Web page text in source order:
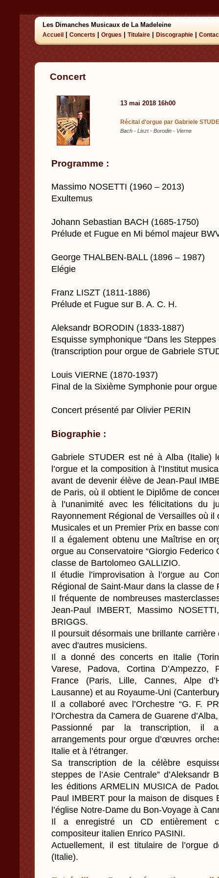
Les Dimanches Musicaux de La Madeleine
Accueil Concerts Orgues Titulaire Discographie
Concert
13 mai 2018 16h00
Récital d'orgue par Gabriele
Bach - Liszt - Borodin - Vierne
Programme :
Massimo NOSETTI (1960 – 2013)
Exultemus
Johann Sebastian BACH (1685-1750)
Prélude et Fugue en Mi bémol majeur
George THALBEN-BALL (1896 – 1987)
Elégie
Franz LISZT (1811-1886)
Prélude et Fugue sur B. A. C. H.
Aleksandr BORODIN (1833-1887)
Esquisse symphonique “Dans les Steppes
(transcription pour orgue de Gabriele
Louis VIERNE (1870-1937)
Final de la Sixième Symphonie pour orgue
Concert présenté par Olivier PERIN
Biographie :
Gabriele STUDER est né à Alba (Italie)
l’orgue et la composition à l’Institut
avant de devenir élève de Jean-Paul
de Paris, où il obtient le Diplôme de
à l’unanimité avec les félicitations du
Rayonnement Régional de Versailles où
Musicales et un Premier Prix en basse
Il a également obtenu une Maîtrise en
orgue au Conservatoire “Giorgio Federico
classe de Bartolomeo GALLIZIO.
Il étudie l’improvisation à l’orgue au
Régional de Saint-Maur dans la classe de
Il fréquente de nombreuses
Jean-Paul IMBERT, Massimo
BRIGGS.
Il poursuit désormais une brillante
avec d'autres musiciens.
Il a donné des concerts en Italie
Varese, Padova, Cortina D’Ampezzo,
France (Paris, Lille, Cannes, Alpe
Lausanne) et au Royaume-Uni
Il a collaboré avec l’Orchestre “G. F.
l’Orchestra da Camera de Guarene
Passionné par la transcription, il
arrangements pour orgue d’œuvres
Italie et à l’étranger.
Sa transcription de la célèbre
steppes de l’Asie Centrale” d’Aleksandr
les éditions ARMELIN MUSICA de
Paul IMBERT pour la maison de disques
l’église Notre-Dame du Bon-Voyage à
Il a enregistré un CD entièrement
compositeur italien Enrico PASINI.
Actuellement, il est titulaire de l’orgue
(Italie).